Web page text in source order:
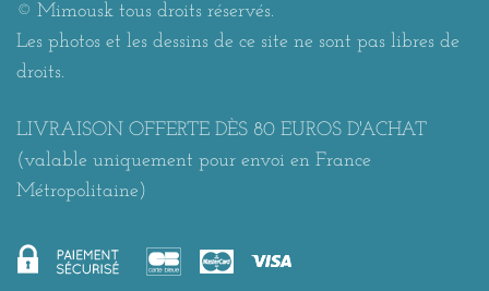
© Mimousk tous droits réservés.
Les photos et les dessins de ce site ne sont pas libres de
droits.
LIVRAISON OFFERTE DÈS 80 EUROS D'ACHAT
(valable uniquement pour envoi en France
Métropolitaine)